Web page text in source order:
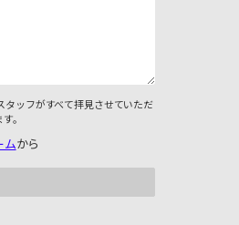
タッフがすべて拝見させていただ
。
ムから